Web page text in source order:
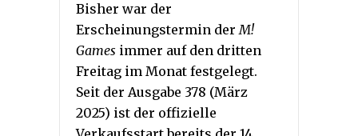
Bisher war der
Erscheinungstermin derM!
Games immer auf den dritten
Freitag im Monat festgelegt.
Seit der Ausgabe 378 (März
2025) ist der offizielle